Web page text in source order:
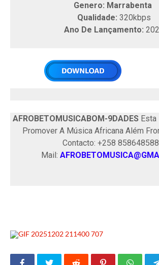
Genero: Marrabenta
Qualidade: 320kbps
Ano De Lançamento:
AFROBETOMUSICABOM-9DADES Esta
Promover A Música Africana Além
Contacto: +258
Mail: